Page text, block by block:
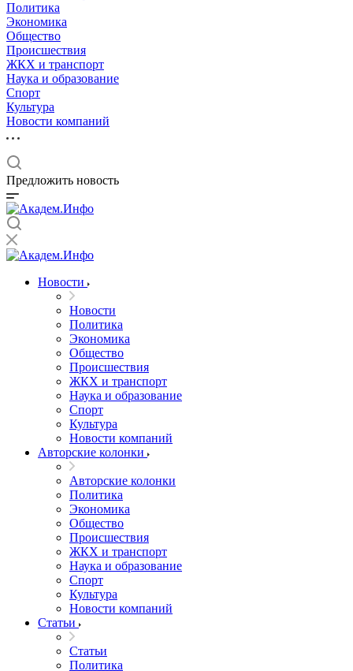
Политика
Экономика
Общество
Происшествия
ЖКХ и транспорт
Наука и образование
Спорт
Культура
Новости компаний
Предложить новость
Новости
Новости
Политика
Экономика
Общество
Происшествия
ЖКХ и транспорт
Наука и образование
Спорт
Культура
Новости компаний
Авторские колонки
Авторские колонки
Политика
Экономика
Общество
Происшествия
ЖКХ и транспорт
Наука и образование
Спорт
Культура
Новости компаний
Статьи
Статьи
Политика